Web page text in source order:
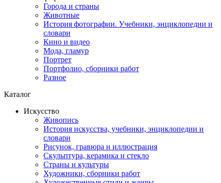
Города и страны
Животные
История фотографии. Учебники, энциклопедии и
словари
Кино и видео
Мода, гламур
Портрет
Портфолио, сборники работ
Разное
Каталог
Искусство
Живопись
История искусства, учебники, энциклопедии и
словари
Рисунок, гравюра и иллюстрация
Скульптура, керамика и стекло
Страны и культуры
Художники, сборники работ